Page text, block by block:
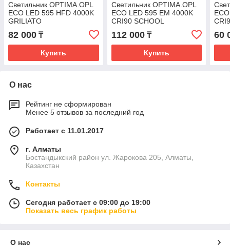
Светильник OPTIMA.OPL
ECO LED 595 HFD 4000K
GRILIATO
82 000 ₸
Купить
Светильник OPTIMA.OPL
ECO LED 595 EM 4000K
CRI90 SCHOOL
112 000₸
Купить
60
О нас
Рейтинг не сформирован
Менее 5 отзывов за последний год
Работает с 11.01.2017
г. Алматы
Бостандыкский район ул. Жарокова 205, Алматы,
Казахстан
Контакты
Сегодня работает с 09:00 до 19:00
Показать весь график работы
О нас